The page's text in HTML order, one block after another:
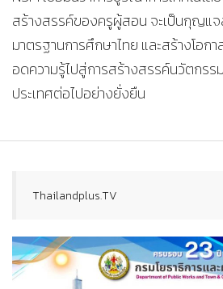
สร้างสรรค์ของครูผู้สอน จะเป็นกุญแ
มาตรฐานการศึกษาไทย และสร้างโอก
อดความรู้ไปสู่การสร้างสรรค์นวัตกรร
ประเทศต่อไปอย่างยั่งยืน
Thailandplus.TV